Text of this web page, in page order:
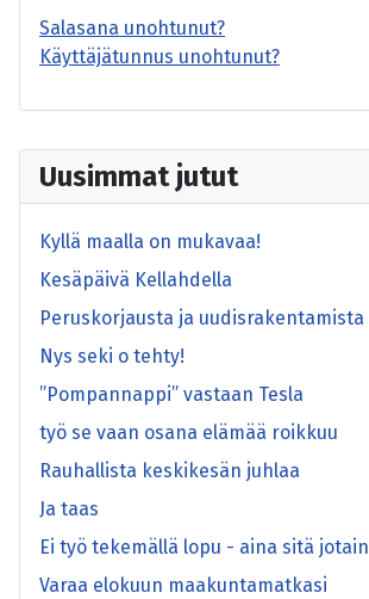
Uusimmat jutut
Kyllä maalla on mukavaa!
Kesäpäivä Kellahdella
Peruskorjausta ja uudisrakentamista
Nys seki o tehty!
”Pompannappi” vastaan Tesla
työ se vaan osana elämää roikkuu
Rauhallista keskikesän juhlaa
Ja taas
Ei työ tekemällä lopu - aina sitä jotain
Varaa elokuun maakuntamatkasi
Salasana unohtunut?
Käyttäjätunnus unohtunut?